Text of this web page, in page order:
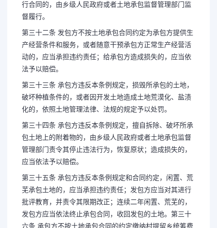
行合同的，由乡级人民政府或者土地承包监督管理部门监
督履行。
第三十二条 发包方不按土地承包合同约定为承包方提供生
产经营条件和服务，或者随意干预承包方正常生产经营活
动的，应当承担违约责任；给承包方造成损失的，应当依
法予以赔偿。
第三十三条 承包方违反本条例规定，损毁所承包的土地，
破坏种植条件的，或者因开发土地造成土地荒漠化、盐渍
化的，依照土地管理法律、法规的规定予以处罚。
第三十四条 承包方违反本条例规定，擅自拆除、破坏所承
包土地上的附着物的，由乡级人民政府或者土地承包监督
管理部门责令其停止违法行为，恢复原状；造成损失的，
应当依法予以赔偿。
第三十五条 承包方违反本条例规定和合同约定，闲置、荒
芜承包土地的，应当承担违约责任；发包方应当对其进行
批评教育，并责令其限期改正；连续二年闲置、荒芜的，
发包方应当依法终止承包合同，收回发包的土地。第三十
六条 承包方不按土地承包合同的约定缴纳村提留乡统筹费